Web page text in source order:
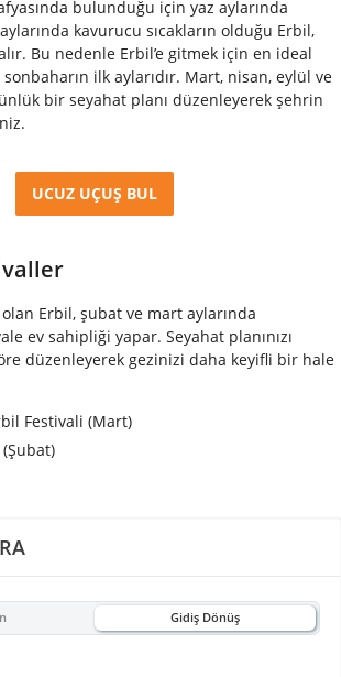
Gidiş Dönüş
bulunduğu için yaz aylarında
kavurucu sıcakların olduğu Erbil,
alır. Bu nedenle Erbil’e gitmek için en ideal
ilk aylarıdır. Mart, nisan, eylül ve
bir seyahat planı düzenleyerek şehrin
UCUZ UÇUŞ BUL
Erbil, şubat ve mart aylarında
ev sahipliği yapar. Seyahat planınızı
düzenleyerek gezinizi daha keyifli bir hale
Festivali (Mart)